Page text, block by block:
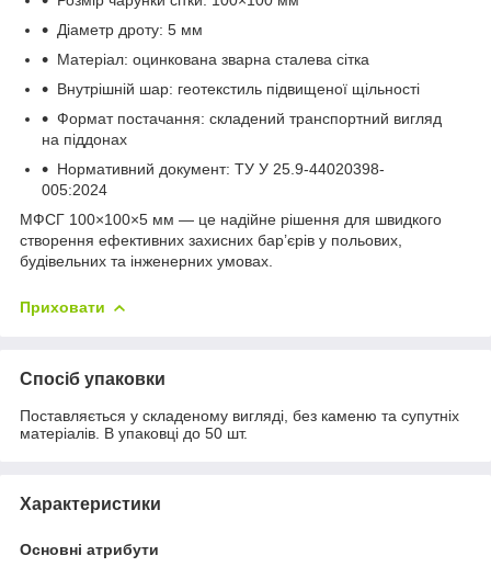
Діаметр дроту: 5 мм
Матеріал: оцинкована зварна сталева сітка
Внутрішній шар: геотекстиль підвищеної щільності
Формат постачання: складений транспортний вигляд
на піддонах
Нормативний документ: ТУ У 25.9-44020398-
005:2024
МФСГ 100×100×5 мм — це надійне рішення для швидкого
створення ефективних захисних бар’єрів у польових,
будівельних та інженерних умовах.
Приховати
Спосіб упаковки
Поставляється у складеному вигляді, без каменю та супутніх
матеріалів. В упаковці до 50 шт.
Характеристики
Основні атрибути